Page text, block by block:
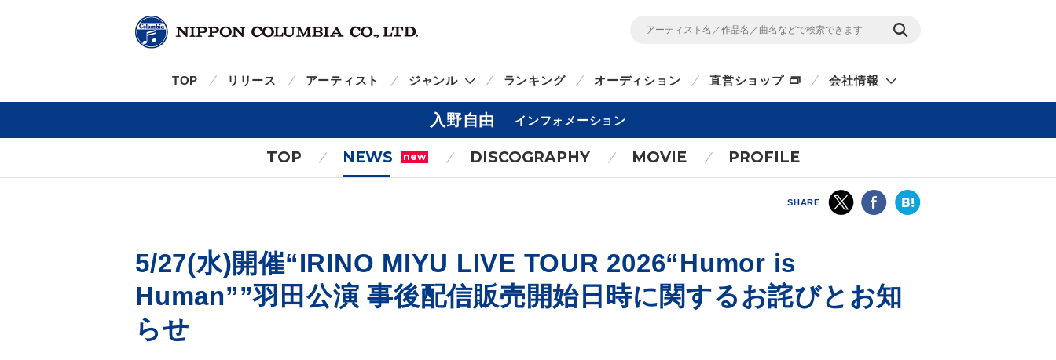
TOP リリース アーティスト ジャンル ランキング オーディション 直営ショップ 会社情報
入野自由 インフォメーション
TOP NEWS new DISCOGRAPHY MOVIE PROFILE
SHARE
5/27(水)開催“IRINO MIYU LIVE TOUR 2026“Humor is
Human””羽田公演 事後配信販売開始日時に関するお詫びとお知
らせ